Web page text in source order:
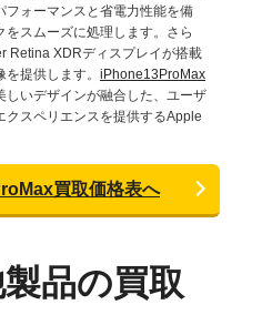
フォーマンスと省電力性能を備
をスムーズに処理します。さら
Retina XDRディスプレイが搭載
提供します。 iPhone13ProMax
しいデザインが融合した、ユーザ
クスペリエンスを提供するApple
買取価格表へ
品の買取